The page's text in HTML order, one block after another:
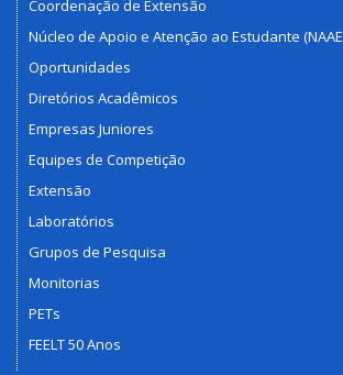
Coordenação de Extensão
Núcleo de Apoio e Atenção ao Estudante
Oportunidades
Diretórios Acadêmicos
Empresas Juniores
Equipes de Competição
Extensão
Laboratórios
Grupos de Pesquisa
Monitorias
PETs
FEELT 50 Anos